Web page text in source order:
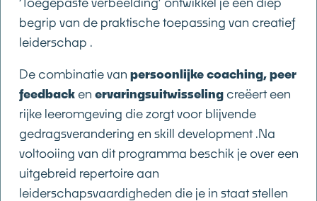
begrip van de praktische toepassing van creatief
leiderschap .
De combinatie van persoonlijke coaching, peer
feedbacken ervaringsuitwisselingcreëert een
rijke leeromgeving die zorgt voor blijvende
gedragsverandering en skill development .Na
voltooiing van dit programma beschik je over een
uitgebreid repertoire aan
leiderschapsvaardigheden die je in staat stellen